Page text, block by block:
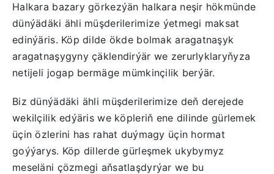
Halkara bazary görkezýän halkara neşir hökmünde
dünýädäki ähli müşderilerimize ýetmegi maksat
edinýäris. Köp dilde ökde bolmak aragatnaşyk
aragatnaşygyny çäklendirýär we zerurlyklaryňyza
netijeli jogap bermäge mümkinçilik berýär.
Biz dünýädäki ähli müşderilerimize deň derejede
wekilçilik edýäris we köpleriň ene dilinde gürlemek
üçin özlerini has rahat duýmagy üçin hormat
goýýarys. Köp dillerde gürleşmek ukybymyz
meseläni çözmegi aňsatlaşdyrýar we bu